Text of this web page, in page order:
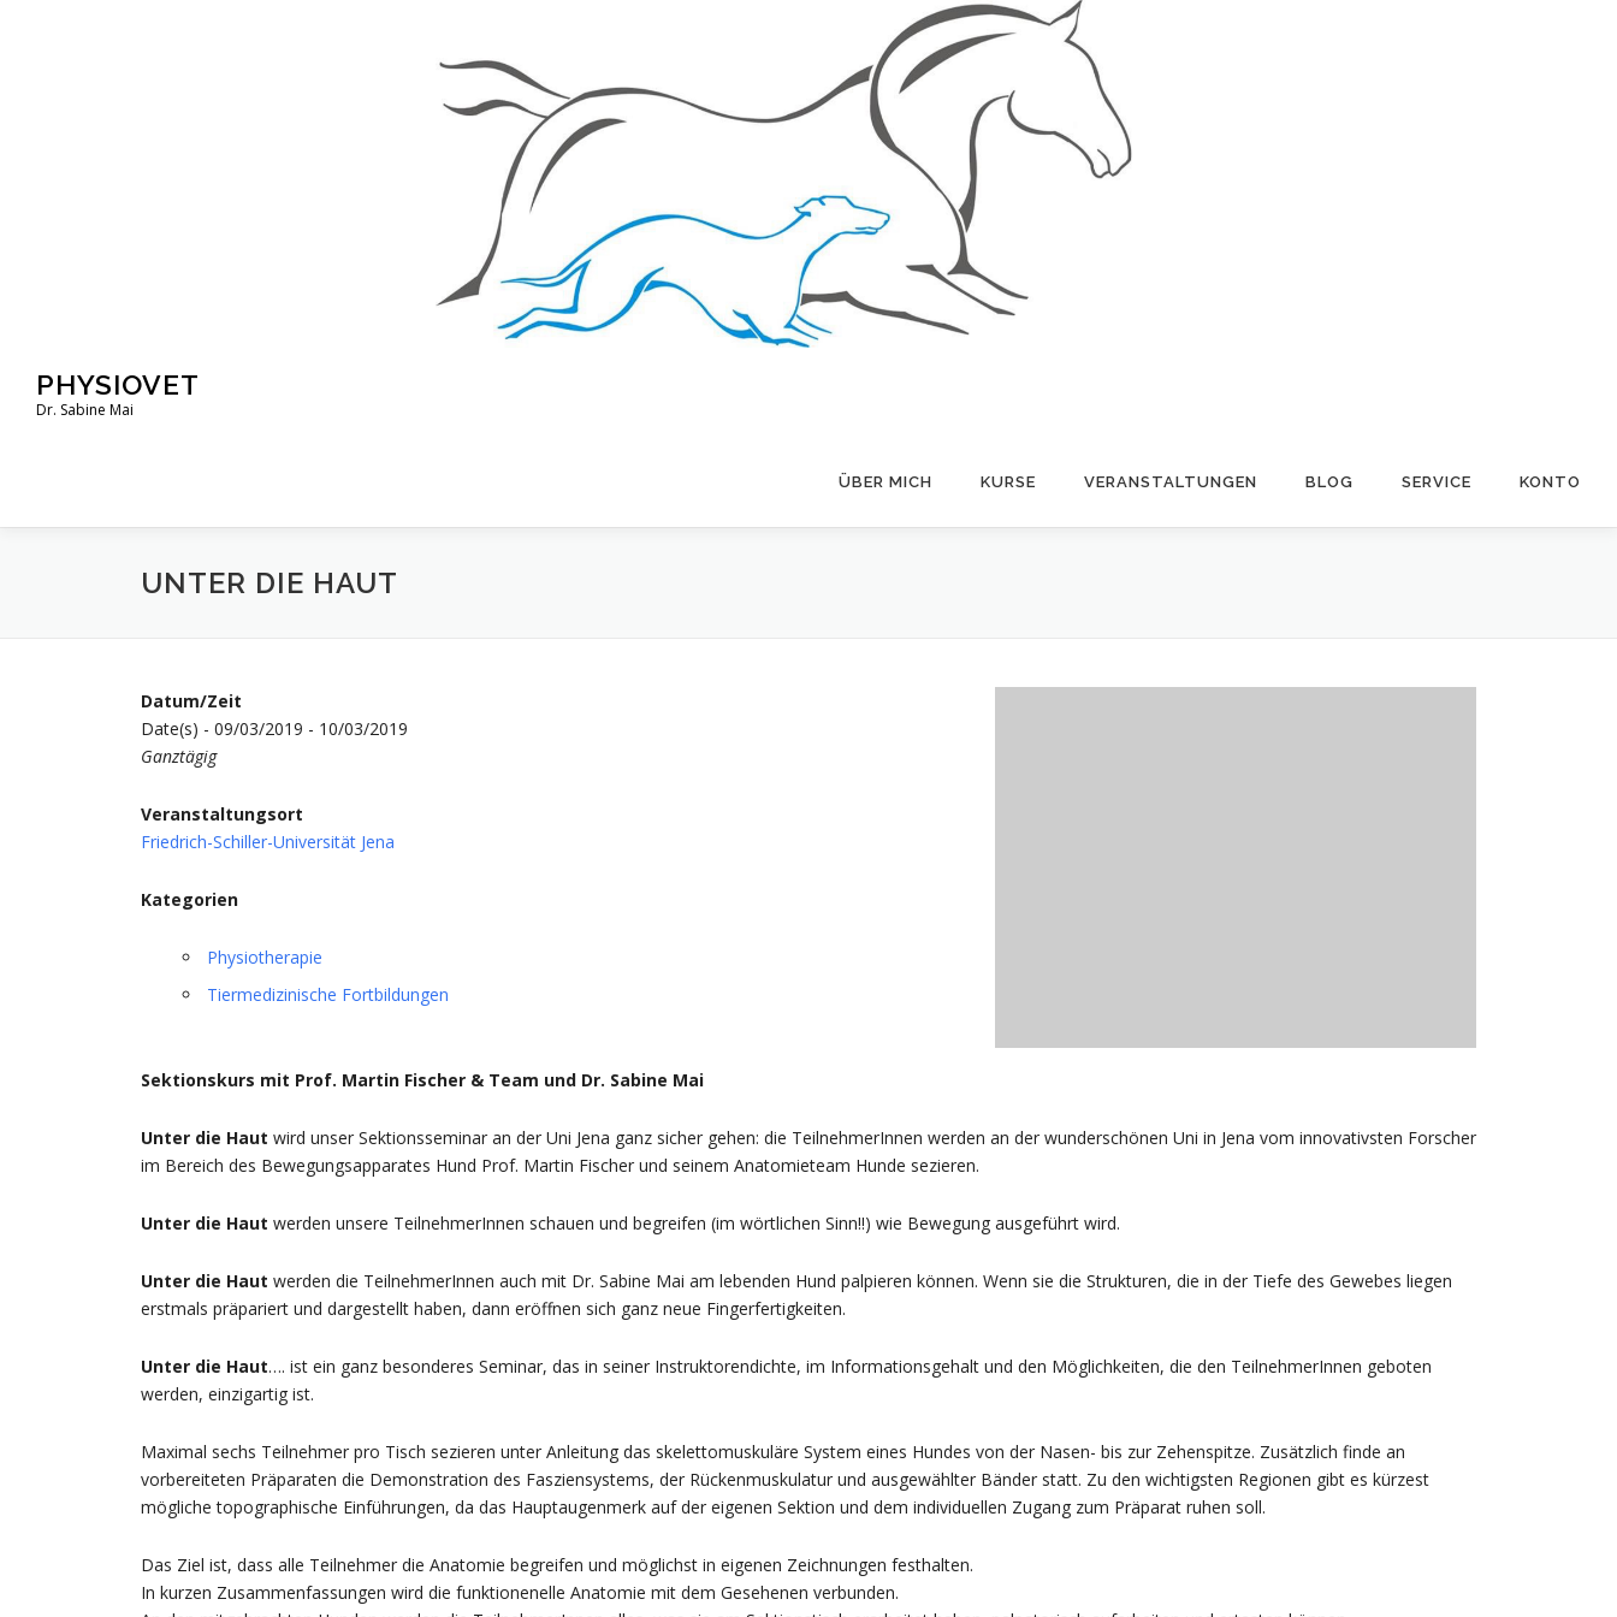
PHYSIOVET
Dr. Sabine Mai
ÜBER MICH KURSE VERANSTALTUNGEN BLOG SERVICE KONTO
UNTER DIE HAUT
Datum/Zeit
Date(s) - 09/03/2019 - 10/03/2019
Ganztägig
Veranstaltungsort
Friedrich-Schiller-Universität Jena
Kategorien
Physiotherapie
Tiermedizinische Fortbildungen
Sektionskurs mit Prof. Martin Fischer & Team und Dr. Sabine Mai
Unter die Haut wird unser Sektionsseminar an der Uni Jena ganz sicher gehen: die TeilnehmerInnen werden an der wunderschönen Uni in Jena vom innovativsten Forscher
im Bereich des Bewegungsapparates Hund Prof. Martin Fischer und seinem Anatomieteam Hunde sezieren.
Unter die Haut werden unsere TeilnehmerInnen schauen und begreifen (im wörtlichen Sinn!!) wie Bewegung ausgeführt wird.
Unter die Haut werden die TeilnehmerInnen auch mit Dr. Sabine Mai am lebenden Hund palpieren können. Wenn sie die Strukturen, die in der Tiefe des Gewebes liegen
erstmals präpariert und dargestellt haben, dann eröffnen sich ganz neue Fingerfertigkeiten.
Unter die Haut…. ist ein ganz besonderes Seminar, das in seiner Instruktorendichte, im Informationsgehalt und den Möglichkeiten, die den TeilnehmerInnen geboten
werden, einzigartig ist.
Maximal sechs Teilnehmer pro Tisch sezieren unter Anleitung das skelettomuskuläre System eines Hundes von der Nasen- bis zur Zehenspitze. Zusätzlich finde an
vorbereiteten Präparaten die Demonstration des Fasziensystems, der Rückenmuskulatur und ausgewählter Bänder statt. Zu den wichtigsten Regionen gibt es kürzest
mögliche topographische Einführungen, da das Hauptaugenmerk auf der eigenen Sektion und dem individuellen Zugang zum Präparat ruhen soll.
Das Ziel ist, dass alle Teilnehmer die Anatomie begreifen und möglichst in eigenen Zeichnungen festhalten.
In kurzen Zusammenfassungen wird die funktionenelle Anatomie mit dem Gesehenen verbunden.